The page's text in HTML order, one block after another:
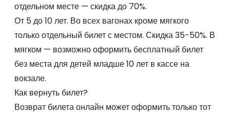
отдельном месте — скидка до 70%.
От 5 до 10 лет. Во всех вагонах кроме мягкого
только отдельный билет с местом. Скидка 35-50%. В
мягком — возможно оформить бесплатный билет
без места для детей младше 10 лет в кассе на
вокзале.
Как вернуть билет?
Возврат билета онлайн может оформить только тот